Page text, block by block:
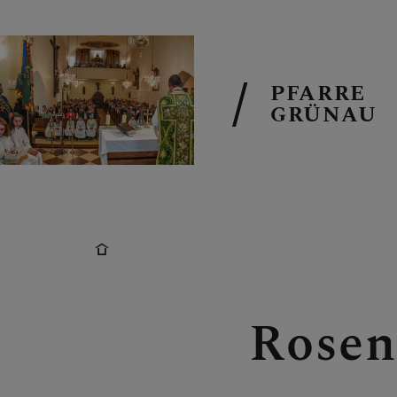
TERMINE
GRUPPEN
PFARRE
GRÜNAU